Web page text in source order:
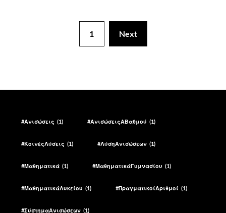
1 Next
#Ανισώσεις (1) #ΑνισώσειςΑΒαθμού (1)
#ΚοινέςΛύσεις (1) #ΛύσηΑνισώσεων (1)
#Μαθηματικά (1) #ΜαθηματικάΓυμνασίου (1)
#ΜαθηματικάΛυκείου (1) #ΠραγματικοίΑριθμοί (1)
#ΣύστημαΑνισώσεων (1)